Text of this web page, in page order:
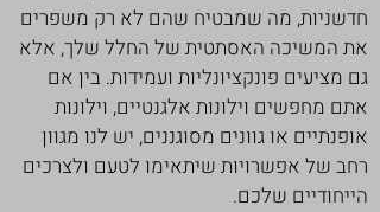
חדשניות, מה שמבטיח שהם לא רק משפרים
את המשיכה האסתטית של החלל שלך, אלא
גם מציעים פונקציונליות ועמידות. בין אם
אתם מחפשים וילונות אלגנטיים, וילונות
אופנתיים או גוונים מסוגננים, יש לנו מגוון
רחב של אפשרויות שיתאימו לטעם ולצרכים
הייחודיים שלכם.